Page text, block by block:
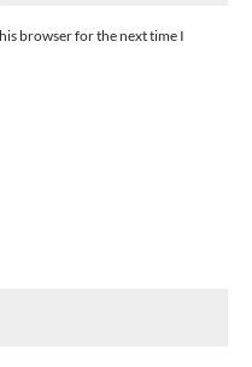
browser for the next time I